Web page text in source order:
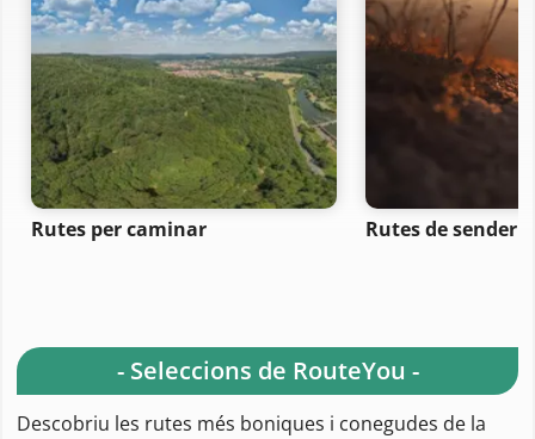
Rutes per caminar Rutes de
- Seleccions de RouteYou -
Descobriu les rutes més boniques i conegudes de la